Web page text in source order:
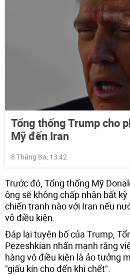
Tổng thống Trump cho
Mỹ đến Iran
8 Tháng Ba, 13:42
Trước đó, Tổng thống Mỹ
ông sẽ không chấp nhận bất
chiến tranh nào với Iran nếu
vô điều kiện.
Đáp lại tuyên bố của Trump,
Pezeshkian nhấn mạnh rằng
hàng vô điều kiện là ảo tưởng
"giấu kín cho đến khi chết".